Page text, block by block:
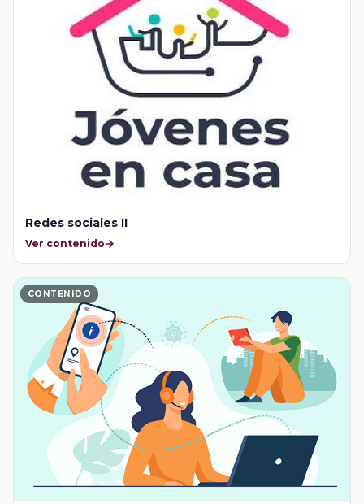
Redes sociales II
Ver contenido
CONTENIDO